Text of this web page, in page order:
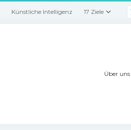
Künstliche Intelligenz 17 Ziele
Über uns